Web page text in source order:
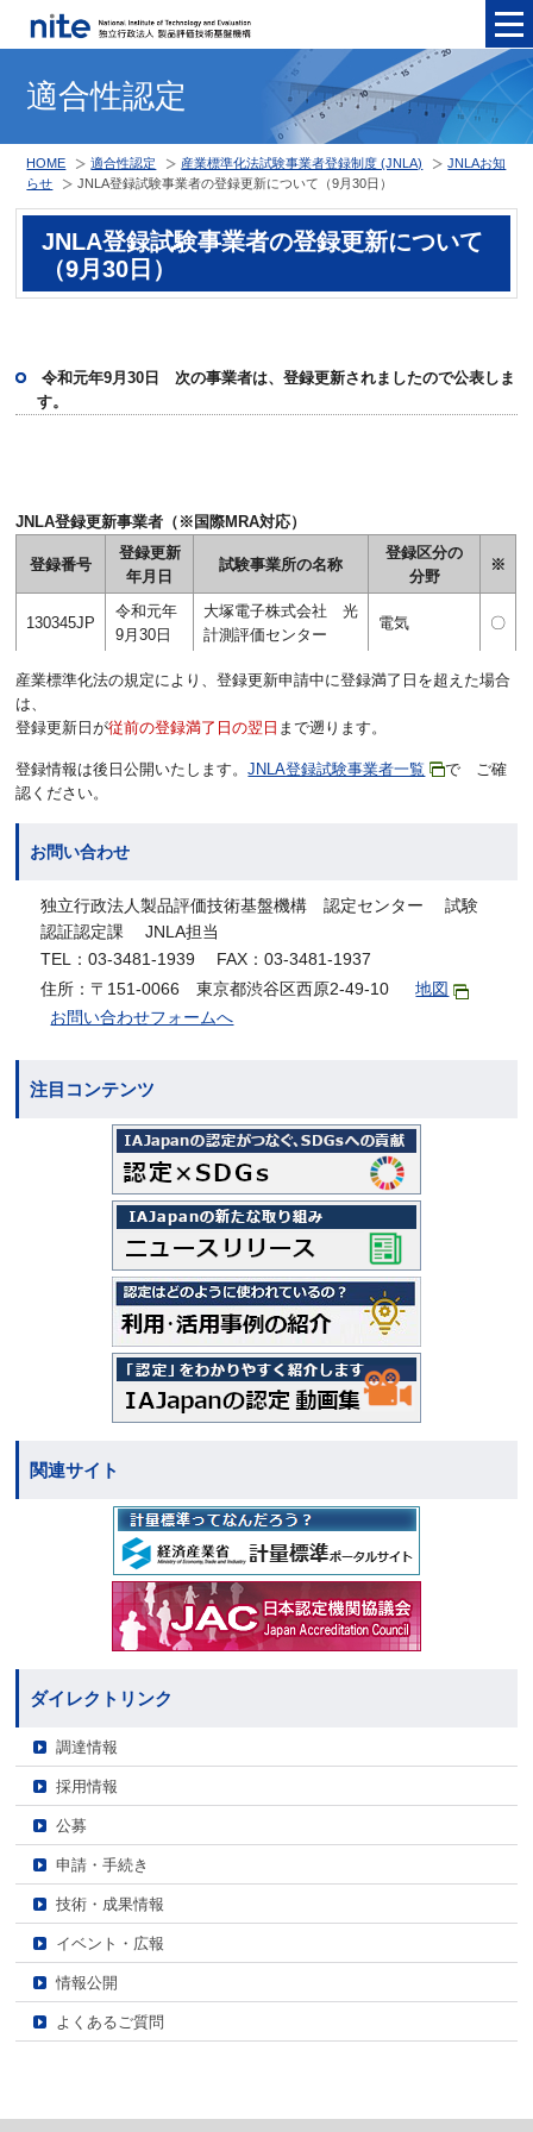
適合性認定
HOME 適合性認定 産業標準化法試験事業者登録制度 (JNLA)
JNLAお知
らせ
JNLA登録試験事業者の登録更新について（9月30日）
JNLA登録試験事業者の登録更新について
（9月30日）
令和元年9月30日 次の事業者は、登録更新されましたので公表しま
す。
JNLA登録更新事業者（※国際MRA対応）
登録番号
登録更新
年月日
試験事業所の名称
登録区分の
分野
※
130345JP
令和元年
9月30日
大塚電子株式会社 光
計測評価センター
電気 〇
産業標準化法の規定により、登録更新申請中に登録満了日を超えた場合
は、
登録更新日が従前の登録満了日の翌日 まで遡ります。
登録情報は後日公開いたします。JNLA登録試験事業者一覧
で ご確
認ください。
お問い合わせ
独立行政法人製品評価技術基盤機構 認定センター 試験
認証認定課 JNLA担当
TEL：03-3481-1939 FAX：03-3481-1937
住所：〒151-0066 東京都渋谷区西原2-49-10
地図
お問い合わせフォームへ
注目コンテンツ
関連サイト
ダイレクトリンク
調達情報
採用情報
公募
申請・手続き
技術・成果情報
イベント・広報
情報公開
よくあるご質問